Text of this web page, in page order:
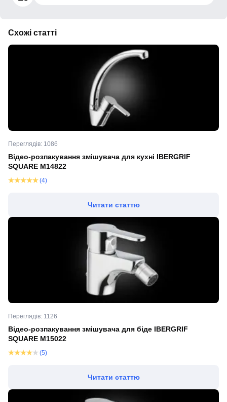
Схожі статті
Переглядів: 1086
Відео-розпакування змішувача для кухні IBERGRIF
SQUARE M14822
(4)
Читати статтю
Переглядів: 1126
Відео-розпакування змішувача для біде IBERGRIF
SQUARE M15022
(5)
Читати статтю